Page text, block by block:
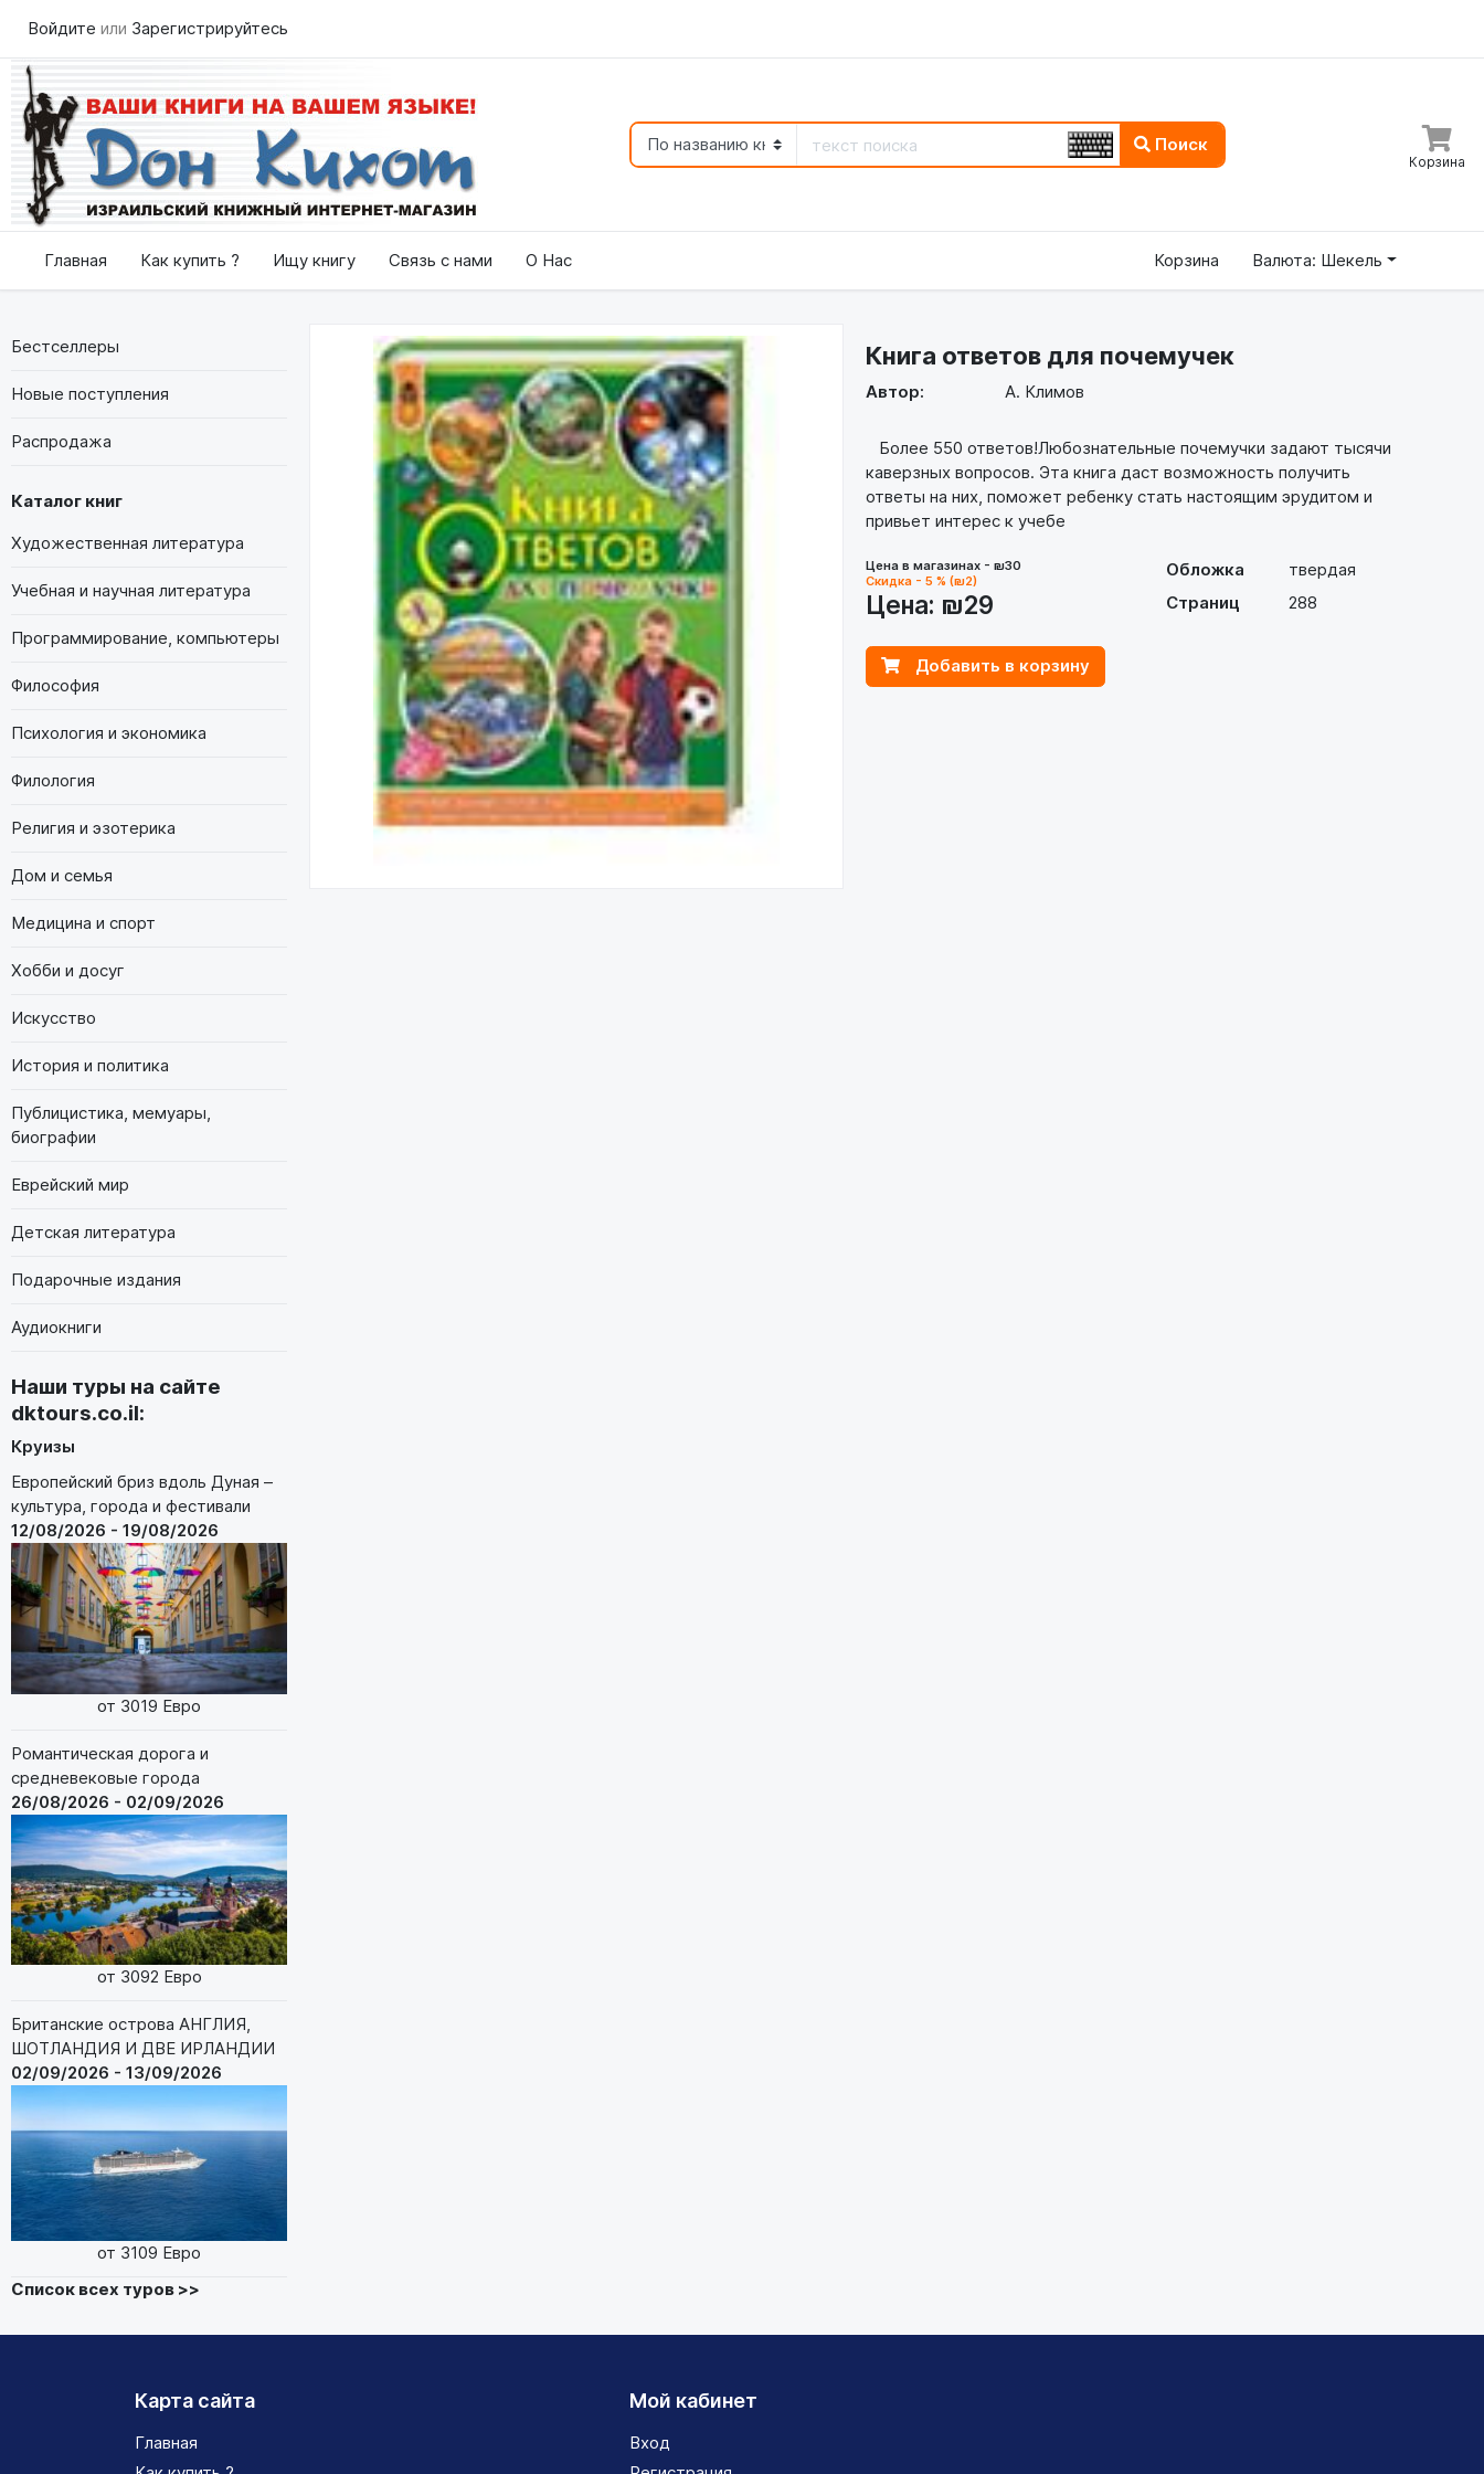
Войдите или Зарегистрируйтесь
Поиск
Корзина
Главная Как купить ? Ищу книгу Связь с нами О Нас Корзина Валюта: Шекель
Бестселлеры
Новые поступления
Распродажа
Каталог книг
Художественная литература
Учебная и научная литература
Программирование, компьютеры
Философия
Психология и экономика
Филология
Религия и эзотерика
Дом и семья
Медицина и спорт
Хобби и досуг
Искусство
История и политика
Публицистика, мемуары,
биографии
Еврейский мир
Детская литература
Подарочные издания
Аудиокниги
Наши туры на сайте
dktours.co.il:
Круизы
Европейский бриз вдоль Дуная –
культура, города и фестивали
12/08/2026 - 19/08/2026
от 3019 Евро
Романтическая дорога и
средневековые города
26/08/2026 - 02/09/2026
от 3092 Евро
Британские острова АНГЛИЯ,
ШОТЛАНДИЯ И ДВЕ ИРЛАНДИИ
02/09/2026 - 13/09/2026
от 3109 Евро
Список всех туров >>
Книга ответов для почемучек
Автор: А. Климов
Более 550 ответов!Любознательные почемучки задают тысячи
каверзных вопросов. Эта книга даст возможность получить
ответы на них, поможет ребенку стать настоящим эрудитом и
привьет интерес к учебе
Обложка
твердая
Страниц
288
Цена в магазинах - ₪30
Скидка - 5 % (₪2)
Цена: ₪29
Добавить в корзину
Карта сайта
Главная
Мой кабинет
Вход